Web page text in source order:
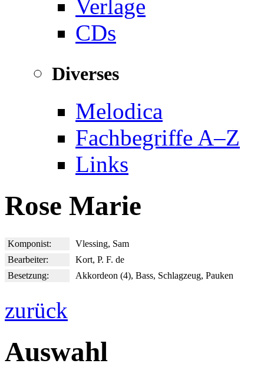
Verlage
CDs
Diverses
Melodica
Fachbegriffe A–Z
Links
Rose Marie
Komponist:
Vlessing, Sam
Bearbeiter:
Kort, P. F. de
Besetzung:
Akkordeon (4), Bass, Schlagzeug, Pauken
zurück
Auswahl